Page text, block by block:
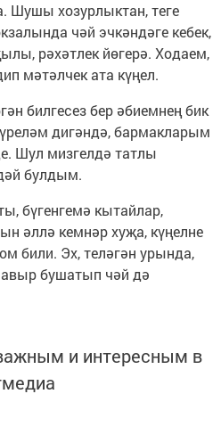
Шушы хозурлыктан, теге
чәй эчкәндәге кебек,
рәхәтлек йөгерә. Ходаем,
мәтәлчек ата күңел.
билгесез бер әбиемнең бик
дигәндә, бармакларым
Шул мизгелдә татлы
булдым.
бүгенгемә кытайлар,
әллә кемнәр хуҗа, күңелне
били. Эх, теләгән урында,
бушатып чәй дә
и интересным в